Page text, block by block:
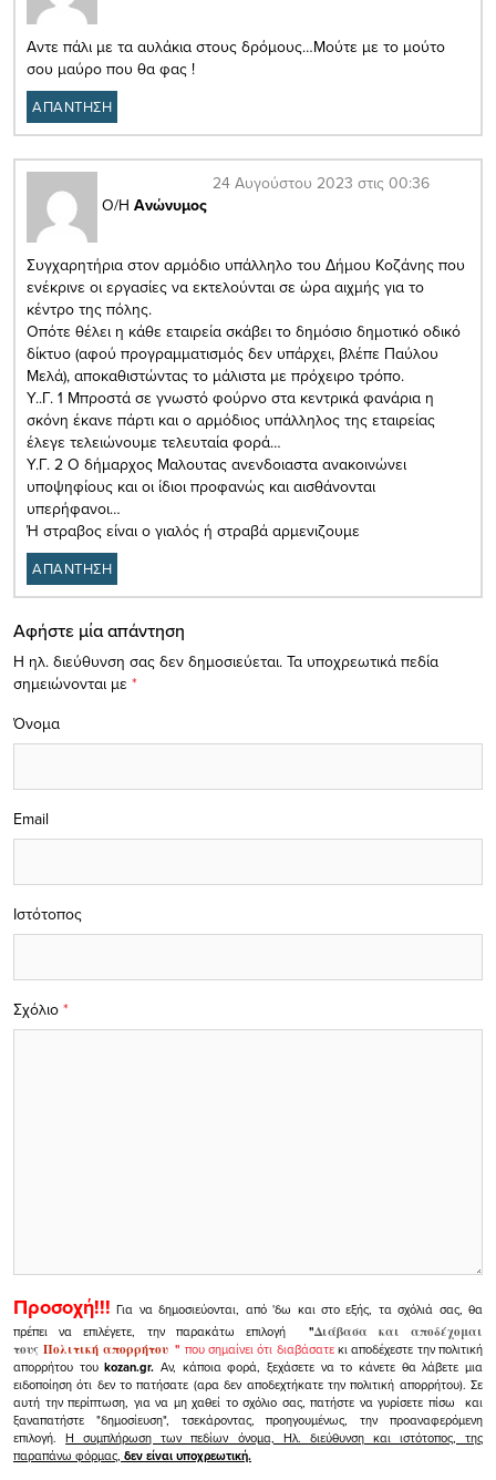
Αντε πάλι με τα αυλάκια στους δρόμους…Μούτε με το μούτο
σου μαύρο που θα φας !
ΑΠΑΝΤΗΣΗ
Ο/Η Ανώνυμος
24 Αυγούστου 2023 στις 00:36
Συγχαρητήρια στον αρμόδιο υπάλληλο του Δήμου Κοζάνης που
ενέκρινε οι εργασίες να εκτελούνται σε ώρα αιχμής για το
κέντρο της πόλης.
Οπότε θέλει η κάθε εταιρεία σκάβει το δημόσιο δημοτικό οδικό
δίκτυο (αφού προγραμματισμός δεν υπάρχει, βλέπε Παύλου
Μελά), αποκαθιστώντας το μάλιστα με πρόχειρο τρόπο.
Υ..Γ. 1 Μπροστά σε γνωστό φούρνο στα κεντρικά φανάρια η
σκόνη έκανε πάρτι και ο αρμόδιος υπάλληλος της εταιρείας
έλεγε τελειώνουμε τελευταία φορά…
Υ.Γ. 2 Ο δήμαρχος Μαλουτας ανενδοιαστα ανακοινώνει
υποψηφίους και οι ίδιοι προφανώς και αισθάνονται
υπερήφανοι…
Ή στραβος είναι ο γιαλός ή στραβά αρμενιζουμε
ΑΠΑΝΤΗΣΗ
Αφήστε μία απάντηση
Η ηλ. διεύθυνση σας δεν δημοσιεύεται. Τα υποχρεωτικά πεδία
σημειώνονται με *
Σχόλιο *
Όνομα
Email
Ιστότοπος
Προσοχή!!! Για να δημοσιεύονται, από 'δω και στο εξής, τα σχόλιά σας, θα
πρέπει να επιλέγετε, την παρακάτω επιλογή
"Διάβασα και αποδέχομαι
τουςΠολιτική απορρήτου" που σημαίνει ότι διαβάσατεκι αποδέχεστε την πολιτική
απορρήτου τουkozan.gr. Αν, κάποια φορά, ξεχάσετε να το κάνετε θα λάβετε μια
ειδοποίηση ότι δεν το πατήσατε (αρα δεν αποδεχτήκατε την πολιτική απορρήτου). Σε
αυτή την περίπτωση, για να μη χαθεί το σχόλιο σας, πατήστε να γυρίσετε πίσω και
ξαναπατήστε "δημοσίευση", τσεκάροντας, προηγουμένως, την προαναφερόμενη
επιλογή.Η συμπλήρωση των πεδίων όνομα, Ηλ. διεύθυνση και ιστότοπος, της
παραπάνω φόρμας, δεν είναι υποχρεωτική.